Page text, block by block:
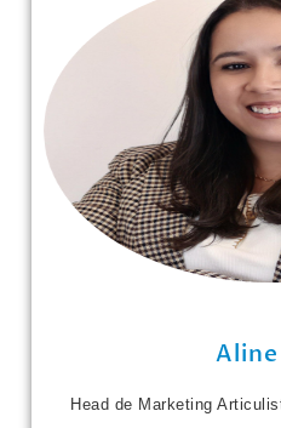
Aline
Head de Marketing